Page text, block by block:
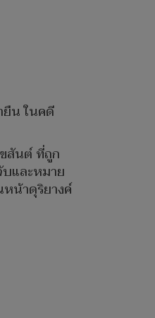
น ในคดี
สันต์ ที่ถูก
และหมาย
น้าดุริยางค์